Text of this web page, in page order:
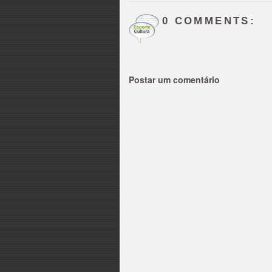
0 COMMENTS:
Postar um comentário